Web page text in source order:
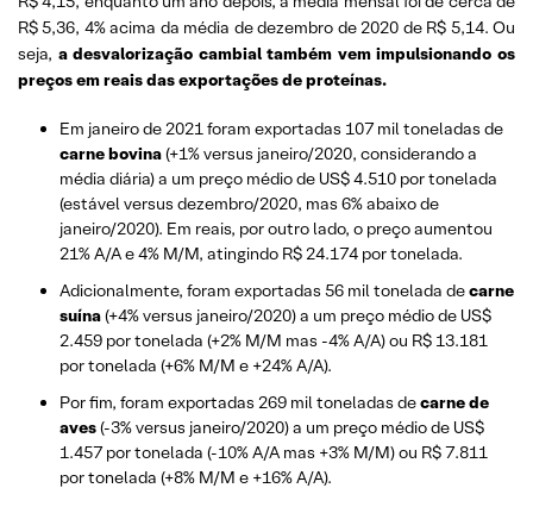
R$ 5,36, 4% acima da média de dezembro de 2020 de R$ 5,14. Ou
seja, a desvalorização cambial também vem impulsionando os
preços em reais das exportações de proteínas.
Em janeiro de 2021 foram exportadas 107 mil toneladas de
carne bovina(+1% versus janeiro/2020, considerando a
média diária) a um preço médio de US$ 4.510 por tonelada
(estável versus dezembro/2020, mas 6% abaixo de
janeiro/2020). Em reais, por outro lado, o preço aumentou
21% A/A e 4% M/M, atingindo R$ 24.174 por tonelada.
Adicionalmente, foram exportadas 56 mil tonelada decarne
suína(+4% versus janeiro/2020) a um preço médio de US$
2.459 por tonelada (+2% M/M mas -4% A/A) ou R$ 13.181
por tonelada (+6% M/M e +24% A/A).
Por fim, foram exportadas 269 mil toneladas decarne de
aves(-3% versus janeiro/2020) a um preço médio de US$
1.457 por tonelada (-10% A/A mas +3% M/M) ou R$ 7.811
por tonelada (+8% M/M e +16% A/A).